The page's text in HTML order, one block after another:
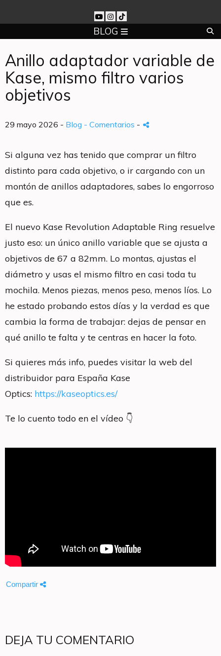
BLOG
Anillo adaptador variable de
Kase, mismo filtro varios
objetivos
29 mayo 2026 - Blog - Comentarios -
Si alguna vez has tenido que comprar un filtro
distinto para cada objetivo, o ir cargando con un
montón de anillos adaptadores, sabes lo engorroso
que es.
El nuevo Kase Revolution Adaptable Ring resuelve
justo eso: un único anillo variable que se ajusta a
objetivos de 67 a 82mm. Lo montas, ajustas el
diámetro y usas el mismo filtro en casi toda tu
mochila. Menos piezas, menos peso, menos líos. Lo
he estado probando estos días y la verdad es que
cambia la forma de trabajar: dejas de pensar en
qué anillo te falta y te centras en hacer la foto.
Si quieres más info, puedes visitar la web del
distribuidor para España Kase
Optics: https://kaseoptics.es/
Te lo cuento todo en el vídeo 👇
Compartir
DEJA TU COMENTARIO